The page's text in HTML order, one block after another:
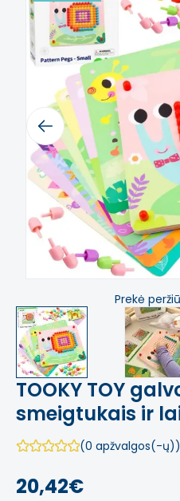
Previous
Prekė
TOOKY TOY
smeigtukais ir
(0 apžvalgos(-ų))
20,42€